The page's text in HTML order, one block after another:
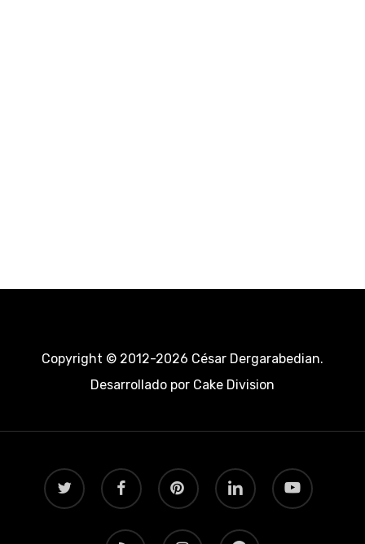
Copyright © 2012-2026 César Dergarabedian.
Desarrollado porCake Division
twitter facebook pinterest linkedin youtube
RSS instagram telegram